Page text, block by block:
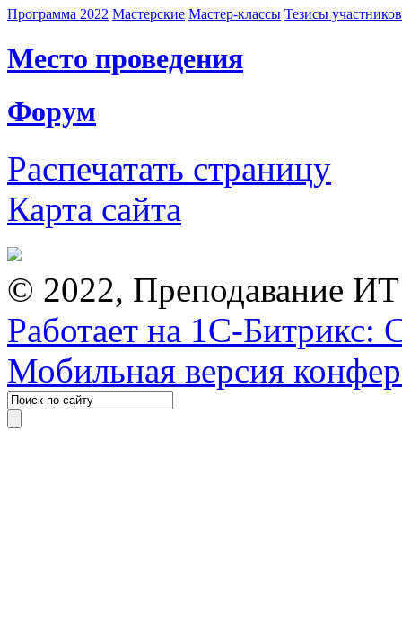
Программа 2022 Мастерские Мастер-классы Тезисы
Место проведения
Форум
Распечатать страницу
Карта сайта
© 2022, Преподавание
Работает на 1С-Битрикс:
Мобильная версия